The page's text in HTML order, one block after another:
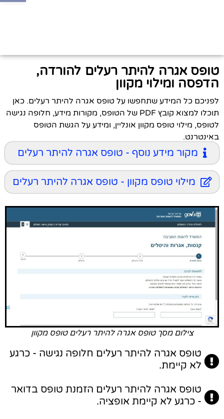
טופס אגרה להיתר רעלים להורדה,
הדפסה ומילוי מקוון
לפניכם כל המידע שתחפשו על טופס אגרה להיתר רעלים. כאן
תוכלו למצוא קובץ PDF של הטופס, מקורות מידע, חלופה נגישה
לטופס, מילוי טופס מקוון אונליין, ומידע על הגשת הטופס
באינטרנט.
מקור מידע נוסף - טופס אגרה להיתר רעלים
מילוי טופס מקוון - טופס אגרה להיתר רעלים
צילום מסך טופס אגרה להיתר רעלים טופס מקוון
טופס אגרה להיתר רעלים חלופה נגישה - כרגע
לא קיימת.
טופס אגרה להיתר רעלים הזמנת טופס בדואר
- כרגע לא קיימת אופציה.